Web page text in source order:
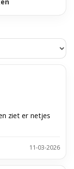
ziet er netjes
11-03-2026